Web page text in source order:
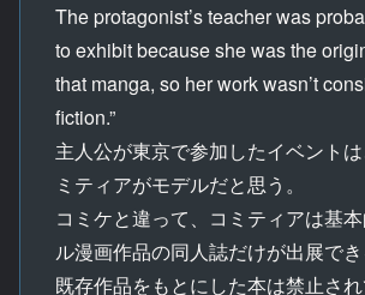
The protagonist’s teacher was
to exhibit because she was the
that manga, so her work wasn’t
fiction.”
主人公が東京で参加したイベント
ミティアがモデルだと思う。
コミケと違って、コミティアは基
ル漫画作品の同人誌だけが出展でき
既存作品をもとにした本は禁止され